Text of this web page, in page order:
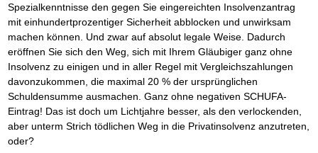
Spezialkenntnisse den gegen Sie eingereichten Insolvenzantrag
mit einhundertprozentiger Sicherheit abblocken und unwirksam
machen können. Und zwar auf absolut legale Weise. Dadurch
eröffnen Sie sich den Weg, sich mit Ihrem Gläubiger ganz ohne
Insolvenz zu einigen und in aller Regel mit Vergleichszahlungen
davonzukommen, die maximal 20 % der ursprünglichen
Schuldensumme ausmachen. Ganz ohne negativen SCHUFA-
Eintrag! Das ist doch um Lichtjahre besser, als den verlockenden,
aber unterm Strich tödlichen Weg in die Privatinsolvenz anzutreten,
oder?